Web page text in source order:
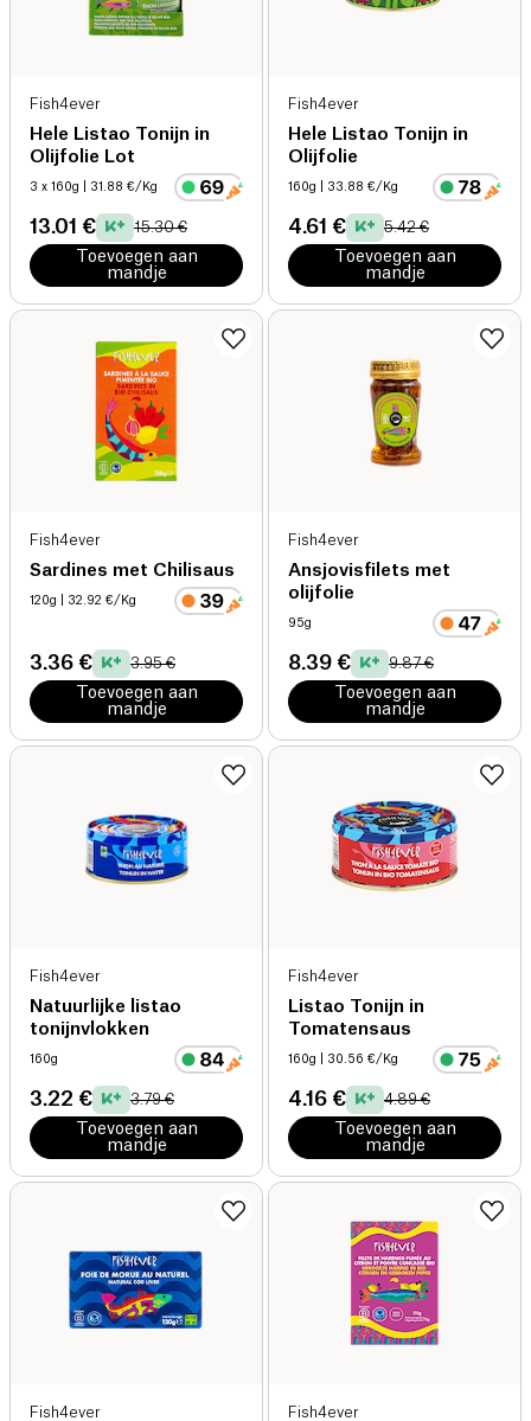
Fish4ever
Hele Listao Tonijn in
Olijfolie Lot
3 x 160g | 31.88 €/Kg
13.01 € 15.30 €
Toevoegen aan
mandje
Fish4ever
Hele Listao Tonijn in
Olijfolie
160g | 33.88 €/Kg
4.61 € 5.42 €
Toevoegen aan
mandje
Fish4ever
Sardines met Chilisaus
120g | 32.92 €/Kg
3.36 € 3.95 €
Toevoegen aan
mandje
Fish4ever
Ansjovisfilets met
olijfolie
95g
8.39 € 9.87 €
Toevoegen aan
mandje
Fish4ever
Natuurlijke listao
tonijnvlokken
160g
3.22 € 3.79 €
Toevoegen aan
mandje
Fish4ever
Listao Tonijn in
Tomatensaus
160g | 30.56 €/Kg
4.16 € 4.89 €
Toevoegen aan
mandje
Fish4ever Fish4ever